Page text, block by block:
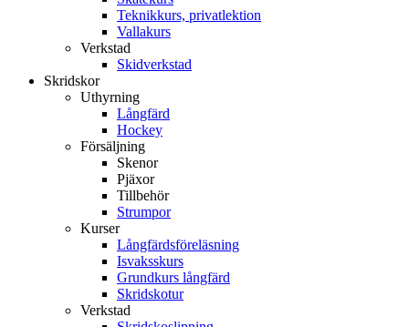
Teknikkurs, privatlektion
Vallakurs
Verkstad
Skidverkstad
Skridskor
Uthyrning
Långfärd
Hockey
Försäljning
Skenor
Pjäxor
Tillbehör
Strumpor
Kurser
Långfärdsföreläsning
Isvaksskurs
Grundkurs långfärd
Skridskotur
Verkstad